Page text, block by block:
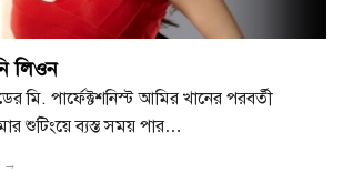
লিওন
মি. পার্ফেক্টশনিস্ট আমির খানের পরবর্তী
শুটিংয়ে ব্যস্ত সময় পার…
→